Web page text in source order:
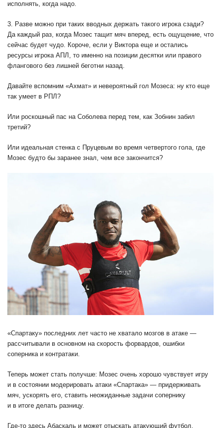
исполнять, когда надо.
3. Разве можно при таких вводных держать такого игрока сзади?
Да каждый раз, когда Мозес тащит мяч вперед, есть ощущение, что
сейчас будет чудо. Короче, если у Виктора еще и остались
ресурсы игрока АПЛ, то именно на позиции десятки или правого
флангового без лишней беготни назад.
Давайте вспомним «Ахмат» и невероятный гол Мозеса: ну кто еще
так умеет в РПЛ?
Или роскошный пас на Соболева перед тем, как Зобнин забил
третий?
Или идеальная стенка с Пруцевым во время четвертого гола, где
Мозес будто бы заранее знал, чем все закончится?
«Спартаку» последних лет часто не хватало мозгов в атаке —
рассчитывали в основном на скорость форвардов, ошибки
соперника и контратаки.
Теперь может стать получше: Мозес очень хорошо чувствует игру
и в состоянии модерировать атаки «Спартака» — придерживать
мяч, ускорять его, ставить неожиданные задачи сопернику
и в итоге делать разницу.
Где-то здесь Абаскаль и может отыскать атакующий футбол,